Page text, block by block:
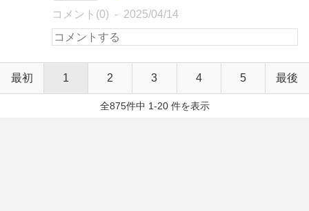
コメント(0) 2025/04/14
最初 1 2 3 4 5 最後
全875件中 1-20 件を表示